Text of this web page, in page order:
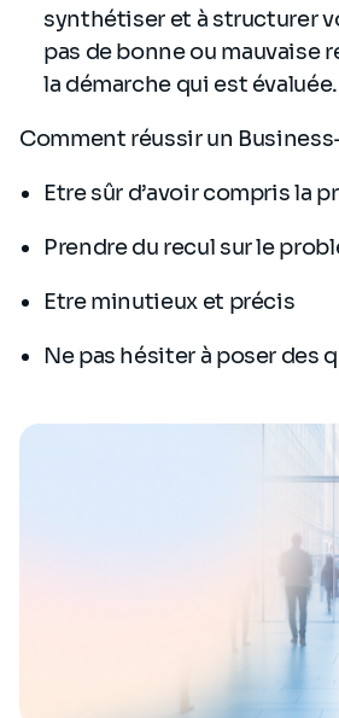
synthétiser et à structurer
pas de bonne ou mauvaise
la démarche qui est évaluée.
Comment réussir un
Etre sûr d’avoir compris la
Prendre du recul sur le
Etre minutieux et précis
Ne pas hésiter à poser des